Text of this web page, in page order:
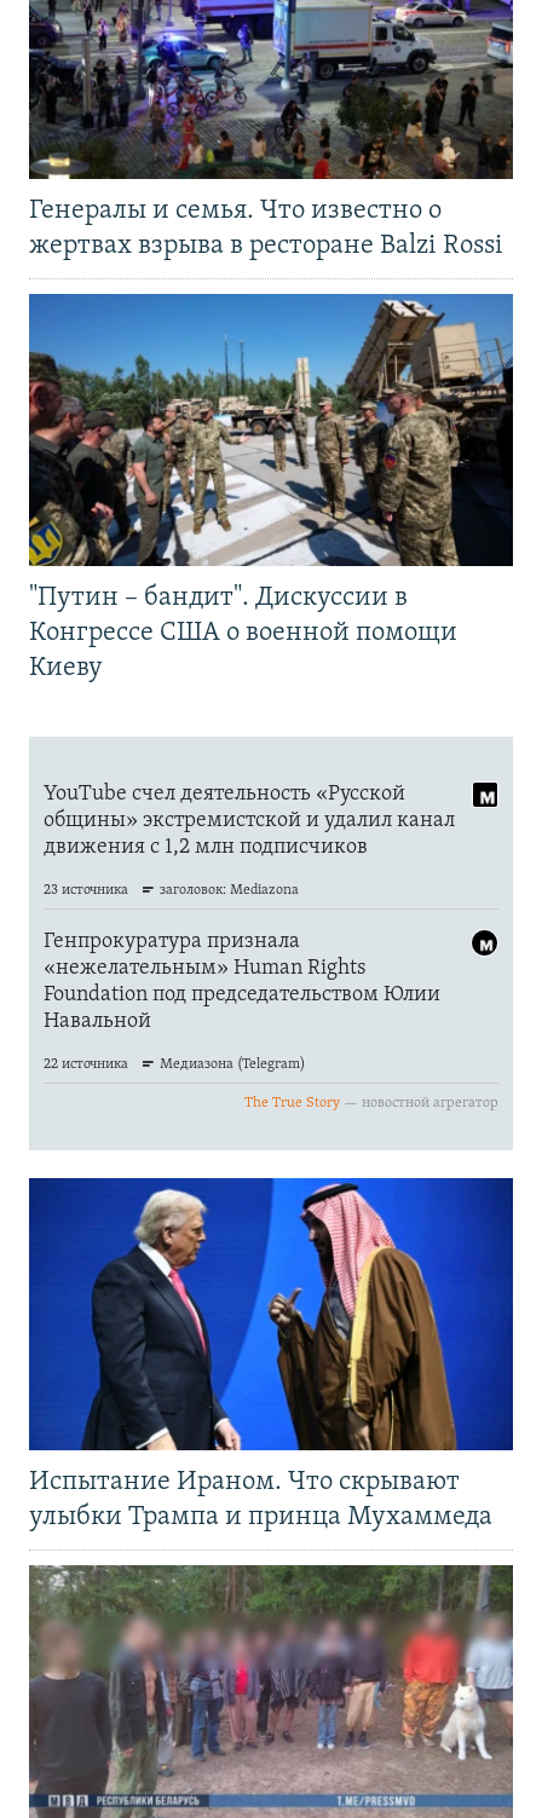
Генералы и семья. Что известно о
жертвах взрыва в ресторане Balzi Rossi
"Путин – бандит". Дискуссии в
Конгрессе США о военной помощи
Киеву
Испытание Ираном. Что скрывают
улыбки Трампа и принца Мухаммеда